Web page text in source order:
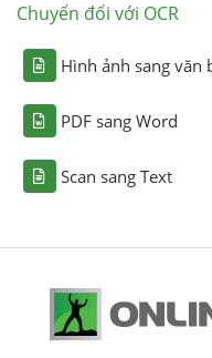
Chuyển đổi với OCR
Hình ảnh sang văn
PDF sang Word
Scan sang Text